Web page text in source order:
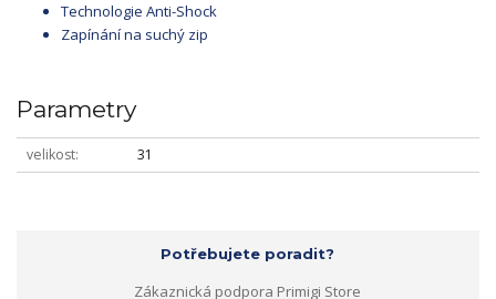
Technologie Anti-Shock
Zapínání na suchý zip
Parametry
velikost 31
Potřebujete poradit?
Zákaznická podpora Primigi Store